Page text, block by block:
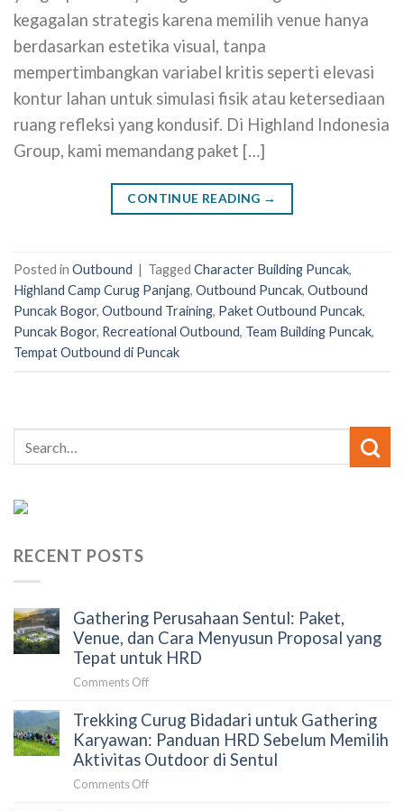
kegagalan strategis karena memilih venue hanya
berdasarkan estetika visual, tanpa
mempertimbangkan variabel kritis seperti elevasi
kontur lahan untuk simulasi fisik atau ketersediaan
ruang refleksi yang kondusif. Di Highland Indonesia
Group, kami memandang paket […]
CONTINUE READING →
Posted in Outbound | Tagged Character Building Puncak,
Highland Camp Curug Panjang, Outbound Puncak, Outbound
Puncak Bogor, Outbound Training, Paket Outbound Puncak,
Puncak Bogor, Recreational Outbound, Team Building Puncak,
Tempat Outbound di Puncak
RECENT POSTS
Gathering Perusahaan Sentul: Paket,
Venue, dan Cara Menyusun Proposal yang
Tepat untuk HRD
Comments Offon
Perusahaan
Sentul:
Paket,
Trekking Curug Bidadari untuk Gathering
Karyawan: Panduan HRD Sebelum Memilih
Aktivitas Outdoor di Sentul
Comments Offon